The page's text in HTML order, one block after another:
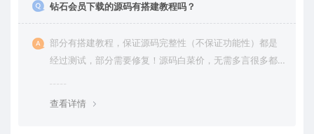
钻石会员下载的源码有搭建教程吗？
部分有搭建教程，保证源码完整性（不保证功能性）都是
经过测试，部分需要修复！源码白菜价，无需多言很多都
查看详情